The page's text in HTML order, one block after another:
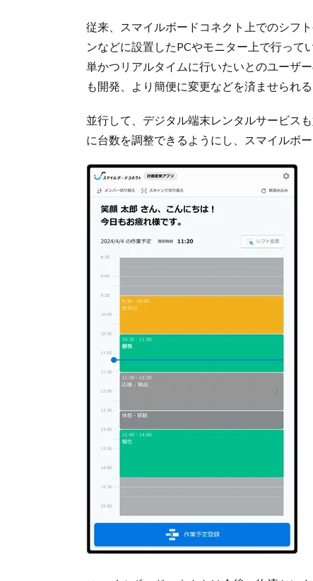
従来、スマイルボードコネクト上でのシフ
ンなどに設置したPCやモニター上で行って
単かつリアルタイムに行いたいとのユーザ
も開発、より簡便に変更などを済ませられる
並行して、デジタル端末レンタルサービス
に台数を調整できるようにし、スマイルボ